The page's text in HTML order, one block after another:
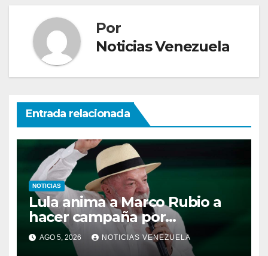
Por
Noticias Venezuela
Entrada relacionada
NOTICIAS
Lula anima a Marco Rubio a
hacer campaña por
Bolsonaro: “quiero
derrotarlos a todos”
AGO 5, 2026 NOTICIAS VENEZUELA